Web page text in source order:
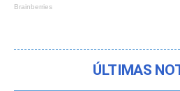
ÚLTIMAS